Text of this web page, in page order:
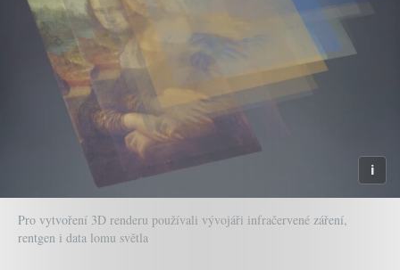
Pro vytvoření 3D renderu používali vývojáři infračervené záření,
rentgen i data lomu světla